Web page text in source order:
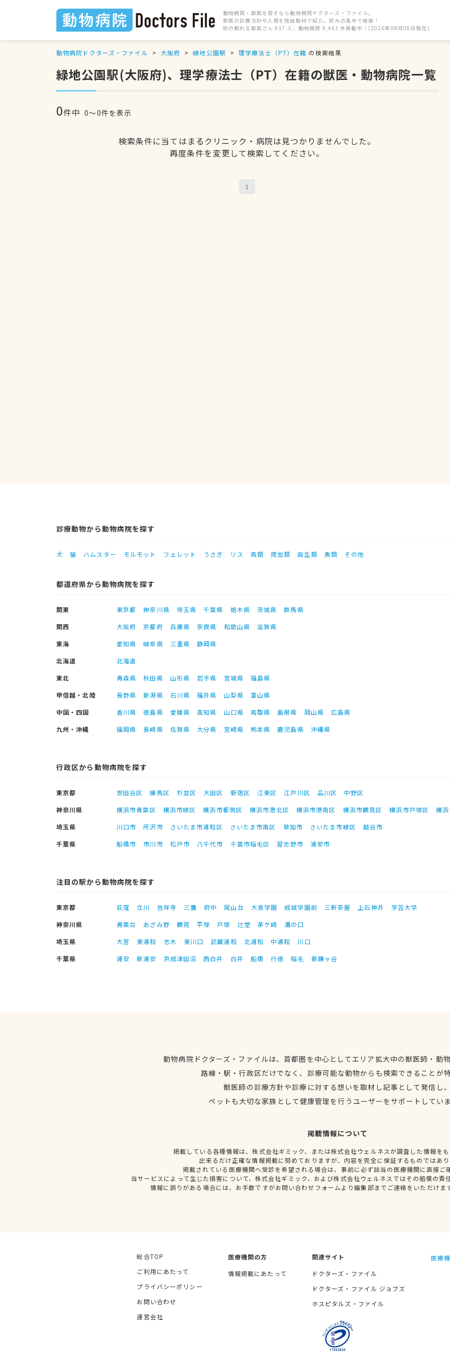
動物病院・獣医を探すなら動物病院ドクターズ・ファイル。
獣医の診療方針や人柄を独自取材で紹介。好みの条件で検索！
街の頼れる獣医さん 937 人、動物病院 9,443 件掲載中！(2026年08月08日現在)
動物病院ドクターズ・ファイル 大阪府 緑地公園駅 理学療法士（PT）在籍 の検索結果
緑地公園駅(大阪府)、理学療法士（PT）在籍の獣医・動物病院一覧
0件中 0〜0件を表示
検索条件に当てはまるクリニック・病院は見つかりませんでした。
再度条件を変更して検索してください。
1
診療動物から動物病院を探す
犬 猫 ハムスター モルモット フェレット うさぎ リス 鳥類 爬虫類 両生類 魚類 その他
都道府県から動物病院を探す
関東 東京都 神奈川県 埼玉県 千葉県 栃木県 茨城県
群馬県
関西
大阪府 京都府 兵庫県 奈良県 和歌山県
滋賀県
東海
愛知県 岐阜県 三重県
静岡県
北海道
北海道
東北
青森県 秋田県 山形県 岩手県 宮城県
福島県
甲信越・北陸
長野県 新潟県 石川県 福井県 山梨県
富山県
中国・四国
香川県 徳島県 愛媛県 高知県 山口県 鳥取県 島根県 岡山県
広島県
九州・沖縄
福岡県 長崎県 佐賀県 大分県 宮崎県 熊本県 鹿児島県 沖縄県
行政区から動物病院を探す
東京都 世田谷区 練馬区 杉並区 大田区 新宿区 江東区 江戸川区 品川区
中野区
神奈川県
横浜市青葉区 横浜市緑区 横浜市都筑区 横浜市港北区 横浜市港南区 横浜市鶴見区 横浜市戸塚区
横
埼玉県
川口市 所沢市 さいたま市浦和区 さいたま市南区 草加市 さいたま市緑区
越谷市
千葉県
船橋市 市川市 松戸市 八千代市 千葉市稲毛区 習志野市 浦安市
注目の駅から動物病院を探す
東京都 荻窪 立川 吉祥寺 三鷹 府中 尾山台 大泉学園 成城学園前 三軒茶屋 上石神井
学芸大学
神奈川県
青葉台 あざみ野 鶴見 平塚 戸塚 辻堂 茅ケ崎
溝の口
埼玉県
大宮 東浦和 志木 東川口 武蔵浦和 北浦和 中浦和
川口
千葉県
浦安 新浦安 京成津田沼 西白井 白井 船橋 行徳 稲毛 新鎌ヶ谷
動物病院ドクターズ・ファイルは、首都圏を中心としてエリア拡大中の獣医師・動
路線・駅・行政区だけでなく、診療可能な動物からも検索できることが
獣医師の診療方針や診療に対する想いを取材し記事として発信し
ペットも大切な家族として健康管理を行うユーザーをサポートしてい
掲載情報について
掲載している各種情報は、株式会社ギミック、または株式会社ウェルネスが調査した情報を
出来るだけ正確な情報掲載に努めておりますが、内容を完全に保証するものではあ
掲載されている医療機関へ受診を希望される場合は、事前に必ず該当の医療機関に直接ご
当サービスによって生じた損害について、株式会社ギミック、および株式会社ウェルネスではその賠償の責
情報に誤りがある場合には、お手数ですがお問い合わせフォームより編集部までご連絡をいただけま
総合TOP
ご利用にあたって
プライバシーポリシー
お問い合わせ
運営会社
医療機関の方
情報掲載にあたって
関連サイト
ドクターズ・ファイル
ドクターズ・ファイル ジョブズ
ホスピタルズ・ファイル
医療